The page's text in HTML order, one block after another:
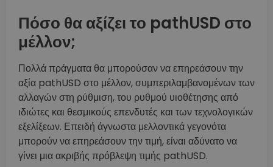
Πόσο θα αξίζει το pathUSD στο
μέλλον;
Πολλά πράγματα θα μπορούσαν να επηρεάσουν την
αξία pathUSD στο μέλλον, συμπεριλαμβανομένων των
αλλαγών στη ρύθμιση, του ρυθμού υιοθέτησης από
ιδιώτες και θεσμικούς επενδυτές και των τεχνολογικών
εξελίξεων. Επειδή άγνωστα μελλοντικά γεγονότα
μπορούν να επηρεάσουν την τιμή, είναι αδύνατο να
γίνει μια ακριβής πρόβλεψη τιμής pathUSD.